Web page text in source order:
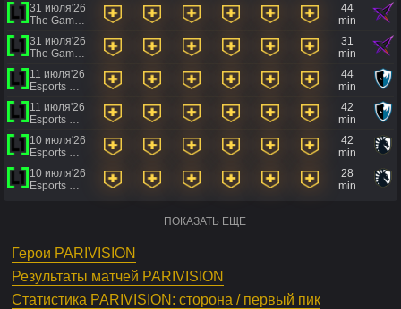
31 июля'26
44
min
31 июля'26
31
min
11 июля'26
44
min
11 июля'26
42
min
10 июля'26
42
min
10 июля'26
28
min
+ ПОКАЗАТЬ ЕЩЕ
Герои PARIVISION
Результаты матчей PARIVISION
Статистика PARIVISION: сторона / первый пик